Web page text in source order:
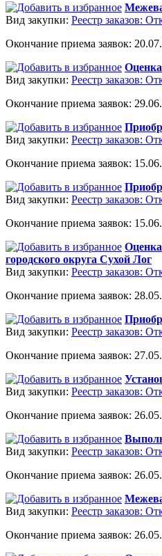
Вид закупки: Реестр заказов:
Окончание приема заявок:
Вид закупки: Реестр заказов:
Окончание приема заявок:
Вид закупки: Реестр заказов:
Окончание приема заявок:
Вид закупки: Реестр заказов:
Окончание приема заявок:
городского округа Сухой Лог
Вид закупки: Реестр заказов:
Окончание приема заявок:
Вид закупки: Реестр заказов:
Окончание приема заявок:
Вид закупки: Реестр заказов:
Окончание приема заявок:
Вид закупки: Реестр заказов:
Окончание приема заявок:
Вид закупки: Реестр заказов:
Окончание приема заявок: